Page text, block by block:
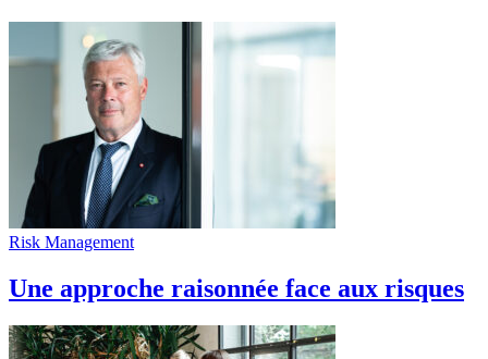
Risk Management
Une approche raisonnée face aux risques